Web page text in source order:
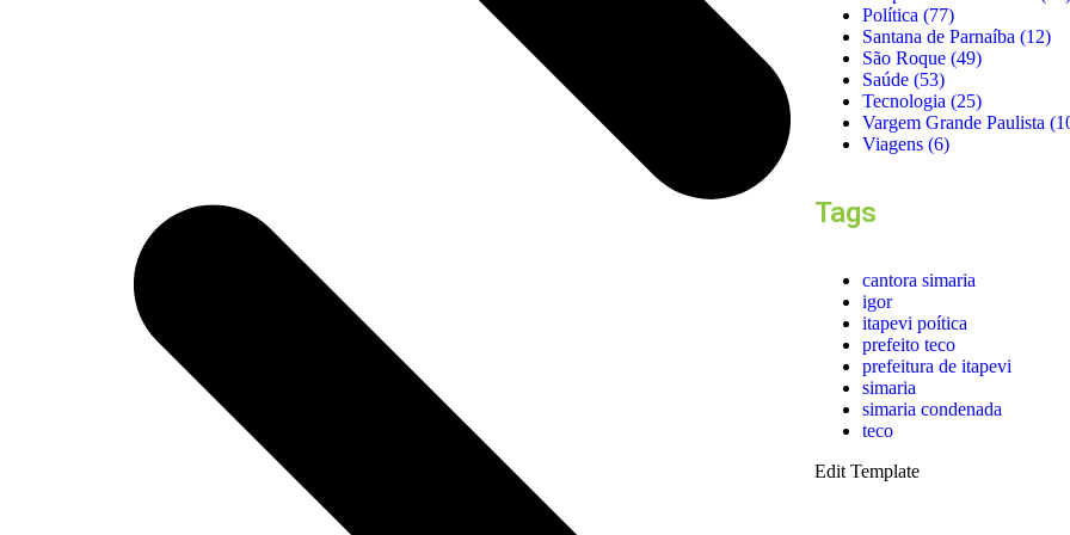
Política (77)
Santana de Parnaíba (12)
São Roque (49)
Saúde (53)
Tecnologia (25)
Vargem Grande Paulista
Viagens (6)
Tags
cantora simaria
igor
itapevi poítica
prefeito teco
prefeitura de itapevi
simaria
simaria condenada
teco
Edit Template